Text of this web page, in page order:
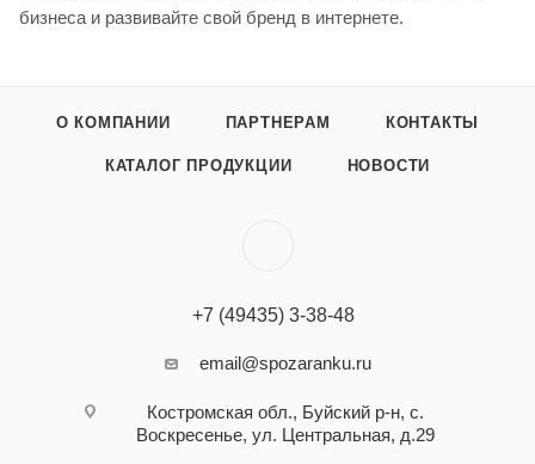
бизнеса и развивайте свой бренд в интернете.
О КОМПАНИИ ПАРТНЕРАМ КОНТАКТЫ
КАТАЛОГ ПРОДУКЦИИ НОВОСТИ
+7 (49435) 3-38-48
email@spozaranku.ru
Костромская обл., Буйский р-н, с.
Воскресенье, ул. Центральная, д.29